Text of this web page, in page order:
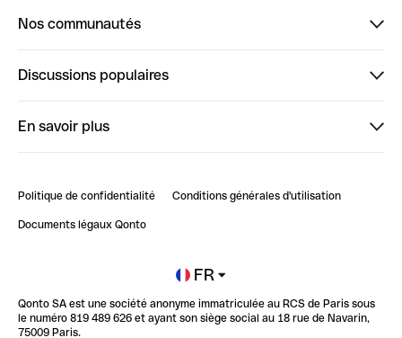
Nos communautés
ClubQonto
Discussions populaires
Impact de l'IA sur les carrières/productivité
En savoir plus
Blog
Newsroom
Glossaire finance
Politique de confidentialité Conditions générales d'utilisation
Documents légaux Qonto
FR
Qonto SA est une société anonyme immatriculée au RCS de Paris sous
le numéro 819 489 626 et ayant son siège social au 18 rue de Navarin,
75009 Paris.